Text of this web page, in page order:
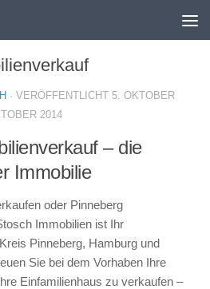
· VERÖFFENTLICHT 5. OKTOBER
2014
– die
Immobilie
oder Pinneberg
Immobilien ist Ihr
Pinneberg, Hamburg und
Sie bei dem Vorhaben Ihre
Einfamilienhaus zu verkaufen –